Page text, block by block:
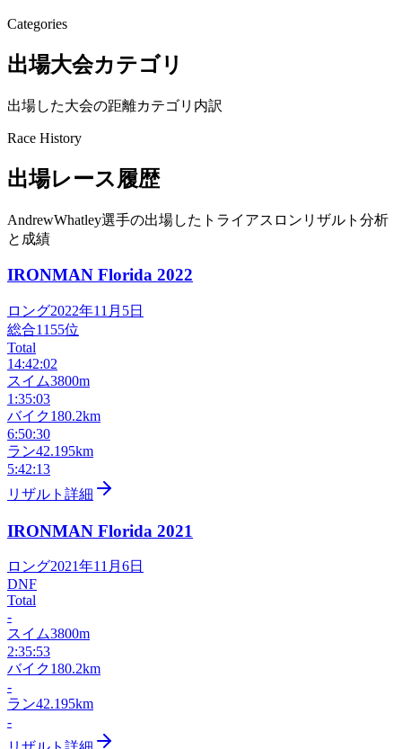
Categories
出場大会カテゴリ
出場した大会の距離カテゴリ内訳
Race History
出場レース履歴
AndrewWhatley選手の出場したトライアスロンリザルト分析
と成績
IRONMAN Florida 2022
ロング2022年11月5日
総合1155位
Total
14:42:02
スイム3800m
1:35:03
バイク180.2km
6:50:30
ラン42.195km
5:42:13
リザルト詳細
IRONMAN Florida 2021
ロング2021年11月6日
DNF
Total
-
スイム3800m
2:35:53
バイク180.2km
-
ラン42.195km
-